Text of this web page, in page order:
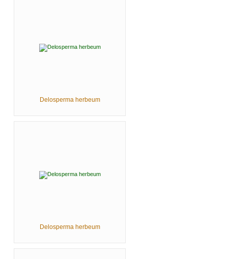
Delosperma herbeum
Delosperma herbeum